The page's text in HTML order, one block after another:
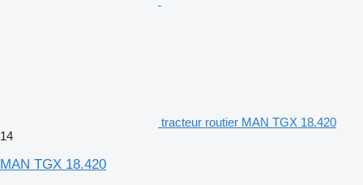
tracteur routier MAN TGX 18.420
14
MAN TGX 18.420